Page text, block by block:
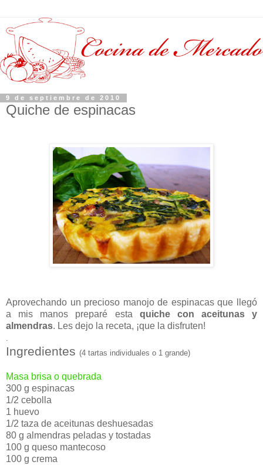
9 de septiembre de 2010
Quiche de espinacas
Aprovechando un precioso manojo de espinacas que llegó
a mis manos preparé esta quiche con aceitunas y
almendras. Les dejo la receta, ¡que la disfruten!
.
Ingredientes (4 tartas individuales o 1 grande)
Masa brisa o quebrada
300 g espinacas
1/2 cebolla
1 huevo
1/2 taza de aceitunas deshuesadas
80 g almendras peladas y tostadas
100 g queso mantecoso
100 g crema